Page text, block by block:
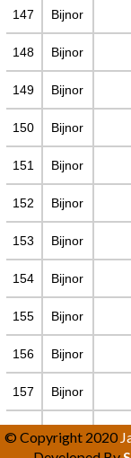
147 Bijnor
148 Bijnor
149 Bijnor
150 Bijnor
151 Bijnor
152 Bijnor
153 Bijnor
154 Bijnor
155 Bijnor
156 Bijnor
157 Bijnor
158 Bijnor
© Copyright 2020